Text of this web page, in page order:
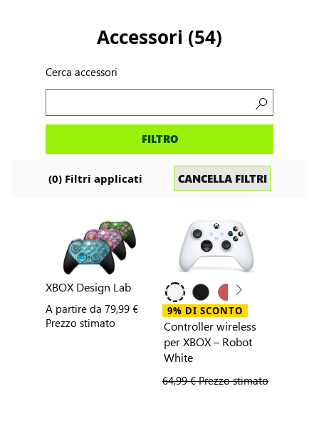
Accessori (54)
Cerca accessori
Cerca
FILTRO
(0) Filtri applicati CANCELLA FILTRI
XBOX Design Lab
A partire da 79,99 €
Prezzo stimato
9% DI SCONTO
Controller wireless
per XBOX – Robot
White
prezzo precedente
64,99 € Prezzo stimato